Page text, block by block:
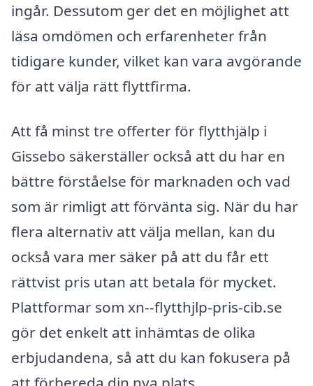
ingår. Dessutom ger det en möjlighet att
läsa omdömen och erfarenheter från
tidigare kunder, vilket kan vara avgörande
för att välja rätt flyttfirma.
Att få minst tre offerter för flytthjälp i
Gissebo säkerställer också att du har en
bättre förståelse för marknaden och vad
som är rimligt att förvänta sig. När du har
flera alternativ att välja mellan, kan du
också vara mer säker på att du får ett
rättvist pris utan att betala för mycket.
Plattformar som xn--flytthjlp-pris-cib.se
gör det enkelt att inhämtas de olika
erbjudandena, så att du kan fokusera på